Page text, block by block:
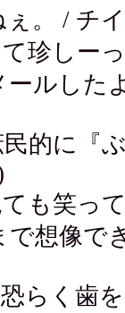
。 / チ
珍しー
ールした
的に『
も笑っ
で想像で
らく歯を